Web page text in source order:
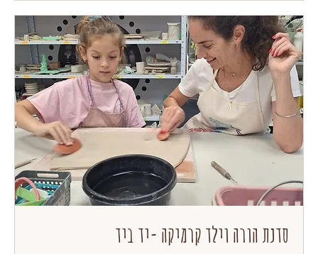
סדנת הורה וילד קרמיקה -יד ביד